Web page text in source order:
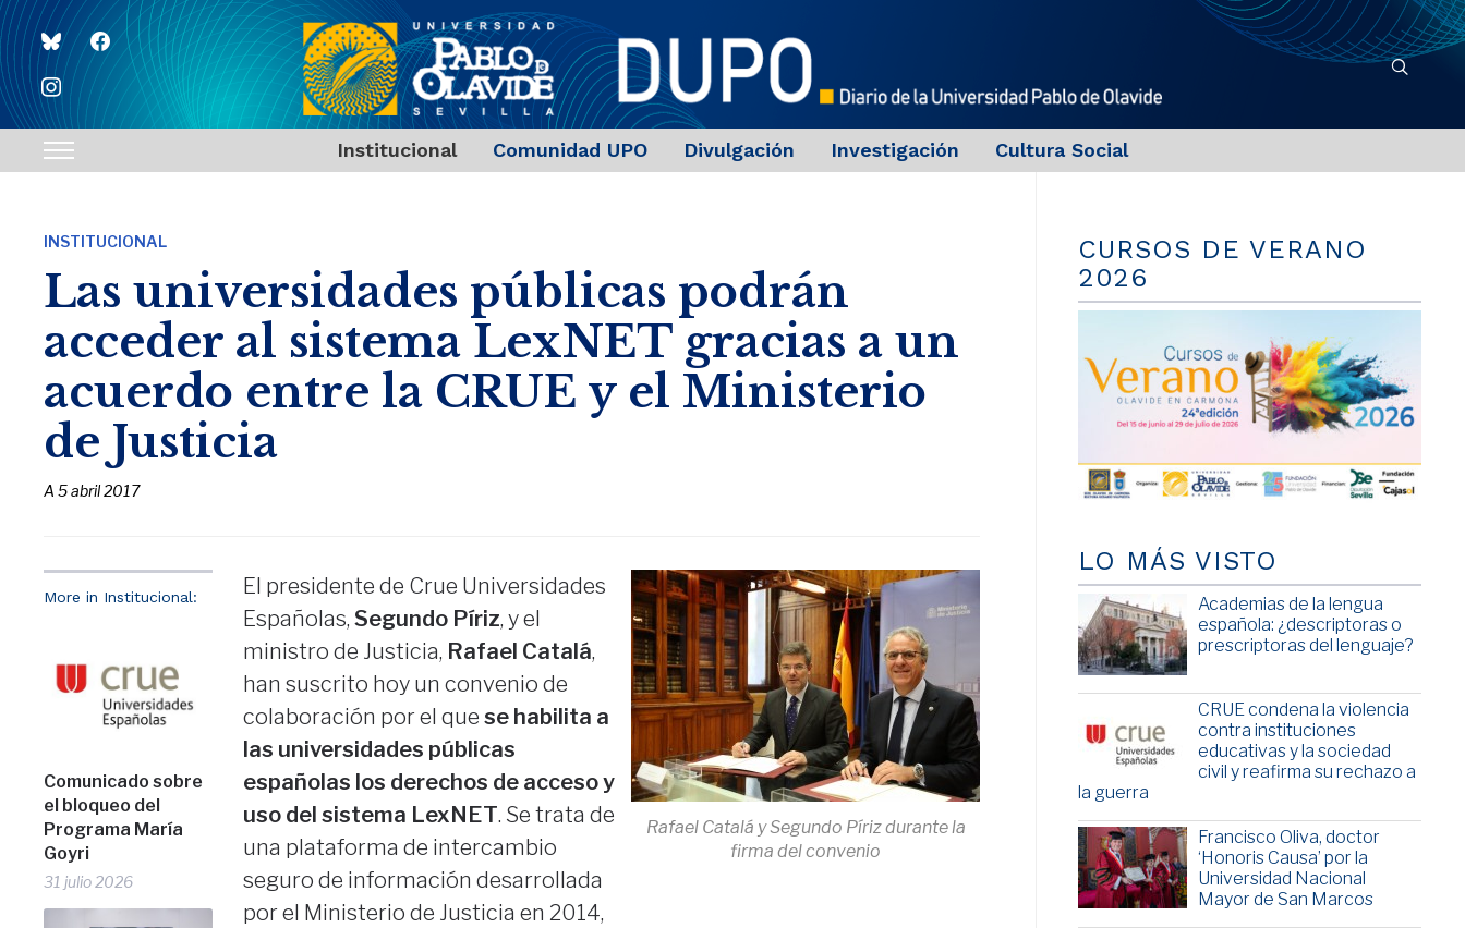
blueskyfacebook
instagram
Toggle
navigation
Institucional Comunidad UPO Divulgación Investigación Cultura Social
INSTITUCIONAL
Las universidades públicas podrán
acceder al sistema LexNET gracias a un
acuerdo entre la CRUE y el Ministerio
de Justicia
A5 abril 2017
More in Institucional:
Comunicado sobre
el bloqueo del
Programa María
Goyri
31 julio 2026
Rafael Catalá y Segundo Píriz durante la
firma del convenio
El presidente de Crue Universidades
Españolas, Segundo Píriz, y el
ministro de Justicia, Rafael Catalá,
han suscrito hoy un convenio de
colaboración por el que se habilita a
las universidades públicas
españolas los derechos de acceso y
uso del sistema LexNET. Se trata de
una plataforma de intercambio
seguro de información desarrollada
por el Ministerio de Justicia en 2014,
CURSOS DE VERANO
2026
LO MÁS VISTO
Academias de la lengua
española: ¿descriptoras o
prescriptoras del lenguaje?
CRUE condena la violencia
contra instituciones
educativas y la sociedad
civil y reafirma su rechazo a
la guerra
Francisco Oliva, doctor
‘Honoris Causa’ por la
Universidad Nacional
Mayor de San Marcos